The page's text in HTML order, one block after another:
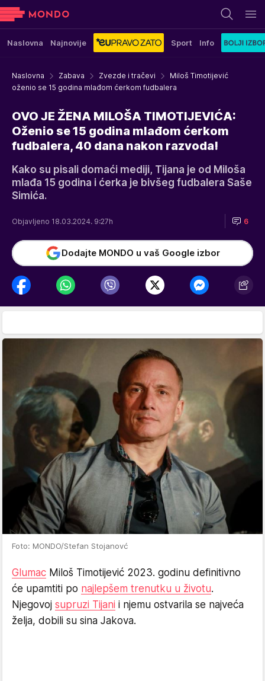
Naslovna Najnovije Sport Info
Naslovna Zabava Zvezde i tračevi
Miloš Timotijević
oženio se 15 godina mlađom ćerkom fudbalera
OVO JE ŽENA MILOŠA TIMOTIJEVIĆA:
Oženio se 15 godina mlađom ćerkom
fudbalera, 40 dana nakon razvoda!
Kako su pisali domaći mediji, Tijana je od Miloša
mlađa 15 godina i ćerka je bivšeg fudbalera Saše
Simića.
Objavljeno 18.03.2024. 9:27h 6
Dodajte MONDO u vaš Google izbor
Foto: MONDO/Stefan Stojanovć
Glumac Miloš Timotijević 2023. godinu definitivno
će upamtiti po najlepšem trenutku u životu.
Njegovoj supruzi Tijani i njemu ostvarila se najveća
želja, dobili su sina Jakova.